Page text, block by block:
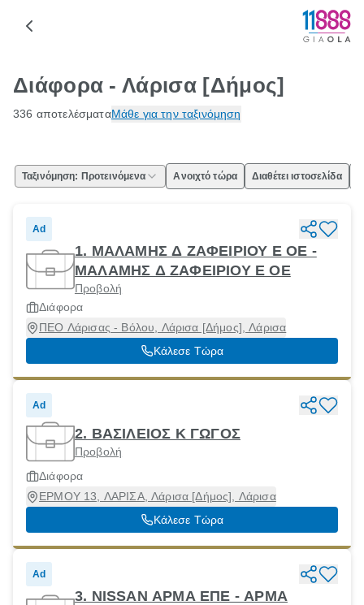
Διάφορα - Λάρισα [Δήμος]
336 αποτελέσματαΜάθε για την ταξινόμηση
Ταξινόμηση: Προτεινόμενα Ανοιχτό τώρα Διαθέτει ιστοσελίδα
Ad
1. ΜΑΛΑΜΗΣ Δ ΖΑΦΕΙΡΙΟΥ Ε ΟΕ -
ΜΑΛΑΜΗΣ Δ ΖΑΦΕΙΡΙΟΥ Ε ΟΕ
Προβολή
Διάφορα
ΠΕΟ Λάρισας - Βόλου, Λάρισα [Δήμος], Λάρισα
Κάλεσε Τώρα
Ad
2. ΒΑΣΙΛΕΙΟΣ Κ ΓΩΓΟΣ
Προβολή
Διάφορα
ΕΡΜΟΥ 13, ΛΑΡΙΣΑ, Λάρισα [Δήμος], Λάρισα
Κάλεσε Τώρα
Ad
3. NISSAN ΑΡΜΑ ΕΠΕ - ΑΡΜΑ